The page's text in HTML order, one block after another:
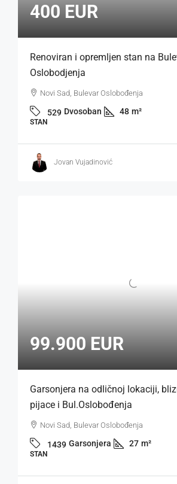
400 EUR
Renoviran i opremljen stan na
Oslobodjenja
Novi Sad, Bulevar Oslobođenja
529 Dvosoban 48 m²
STAN
Jovan Vujadinović
99.900 EUR
Garsonjera na odličnoj lokaciji,
pijace i Bul.Oslobođenja
Novi Sad, Bulevar Oslobođenja
1439 Garsonjera 27 m²
STAN